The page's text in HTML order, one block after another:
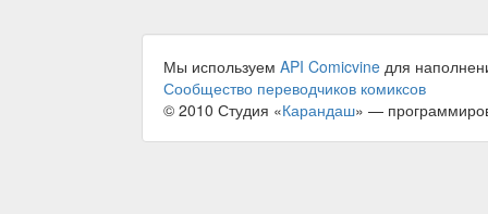
Мы используем API Comicvine для
Сообщество переводчиков комиксов
© 2010 Студия «Карандаш» —